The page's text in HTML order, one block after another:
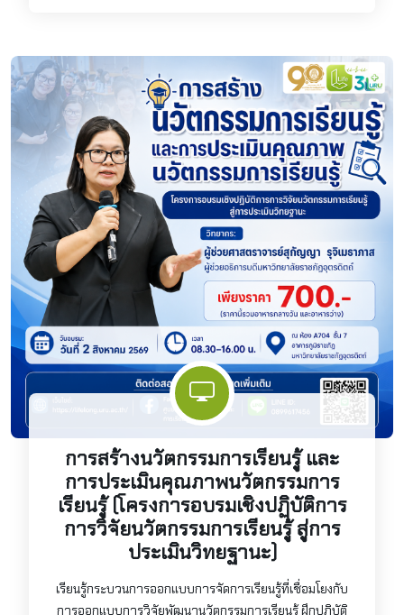
การสร้างนวัตกรรมการเรียนรู้ และ
การประเมินคุณภาพนวัตกรรมการ
เรียนรู้ (โครงการอบรมเชิงปฏิบัติการ
การวิจัยนวัตกรรมการเรียนรู้ สู่การ
ประเมินวิทยฐานะ)
เรียนรู้กระบวนการออกแบบการจัดการเรียนรู้ที่เชื่อมโยงกับ
การออกแบบการวิจัยพัฒนานวัตกรรมการเรียนรู้ ฝึกปฏิบัติ